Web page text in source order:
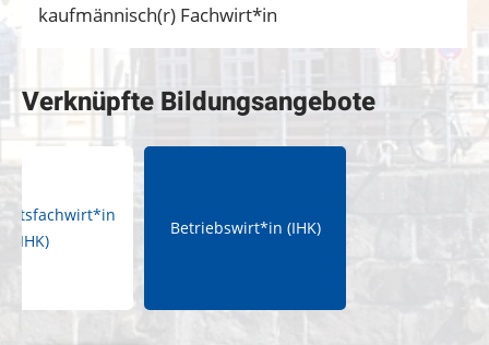
kaufmännisch(r) Fachwirt*in
Verknüpfte Bildungsangebote
(IHK)
Betriebswirt*in (IHK)